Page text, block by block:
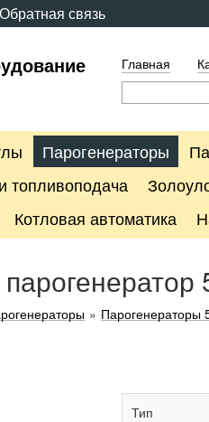
Обратная связь
Главная
Парогенераторы
топливоподача
Котловая автоматика
» Парогенераторы
Тип